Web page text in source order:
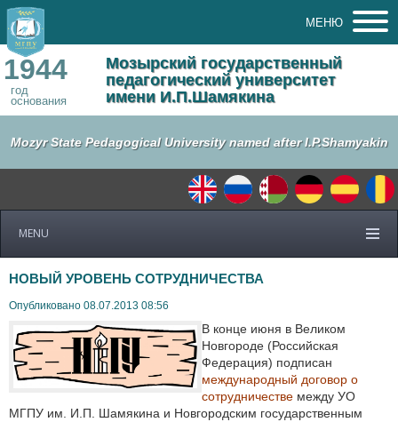
МЕНЮ
1944
год
основания
Мозырский государственный
педагогический университет
имени И.П.Шамякина
Mozyr State Pedagogical University named after I.P.Shamyakin
MENU
НОВЫЙ УРОВЕНЬ СОТРУДНИЧЕСТВА
Опубликовано 08.07.2013 08:56
В конце июня в Великом
Новгороде (Российская
Федерация) подписан
международный договор о
сотрудничестве между УО
МГПУ им. И.П. Шамякина и Новгородским государственным